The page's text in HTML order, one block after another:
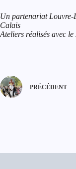
Un partenariat Louvre-
Calais
Ateliers réalisés avec
PRÉCÉDENT